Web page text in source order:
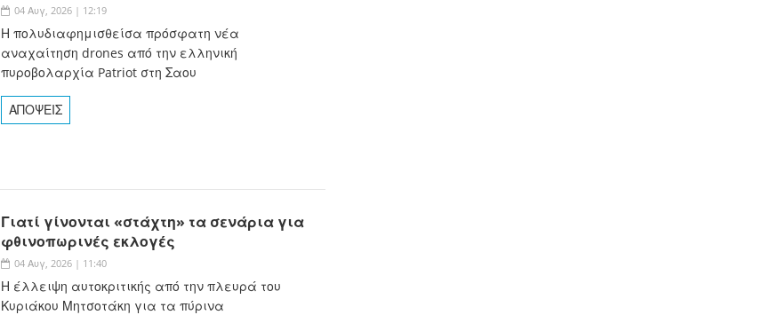
04 Αυγ, 2026 | 12:19
Η πολυδιαφημισθείσα πρόσφατη νέα
αναχαίτηση drones από την ελληνική
πυροβολαρχία Patriot στη Σαου
ΑΠΟΨΕΙΣ
Γιατί γίνονται «στάχτη» τα σενάρια για
φθινοπωρινές εκλογές
04 Αυγ, 2026 | 11:40
Η έλλειψη αυτοκριτικής από την πλευρά του
Κυριάκου Μητσοτάκη για τα πύρινα